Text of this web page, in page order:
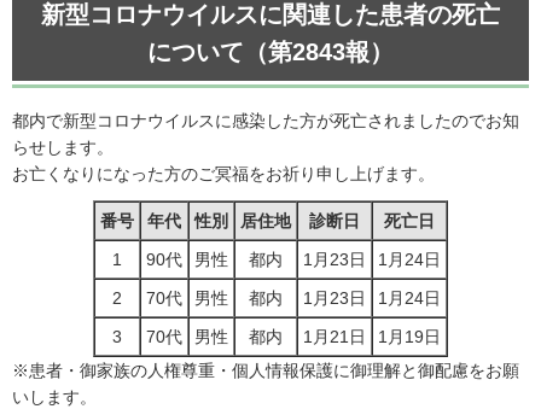
新型コロナウイルスに関連した患者の死亡
について（第2843報）
都内で新型コロナウイルスに感染した方が死亡されましたのでお知
らせします。
お亡くなりになった方のご冥福をお祈り申し上げます。
番号 年代 性別 居住地 診断日
死亡日
1
90代 男性 都内 1月23日
1月24日
2
70代 男性 都内 1月23日
1月24日
3
70代 男性 都内 1月21日
1月19日
※患者・御家族の人権尊重・個人情報保護に御理解と御配慮をお願
いします。